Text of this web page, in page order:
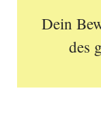
Dein
des